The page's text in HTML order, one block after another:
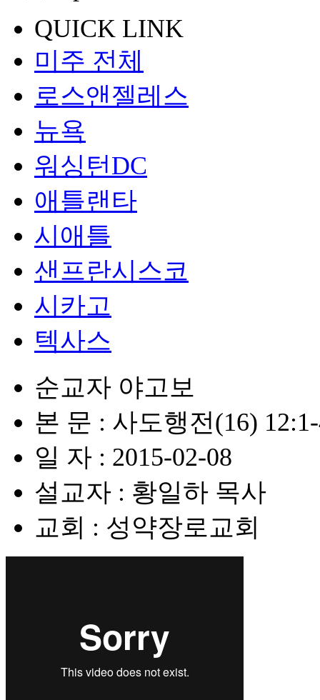
QUICK LINK
미주 전체
로스앤젤레스
뉴욕
워싱턴DC
애틀랜타
시애틀
샌프란시스코
시카고
텍사스
순교자 야고보
본 문 : 사도행전(16)
일 자 : 2015-02-08
설교자 : 황일하 목사
교회 : 성약장로교회